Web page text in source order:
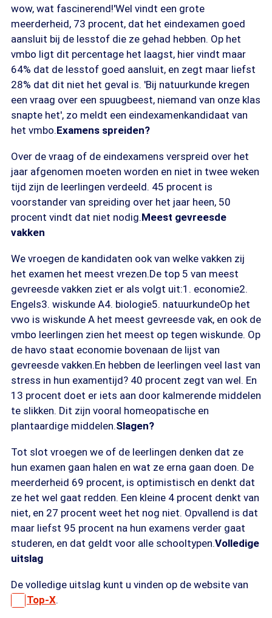
wow, wat fascinerend!'Wel vindt een grote
meerderheid, 73 procent, dat het eindexamen goed
aansluit bij de lesstof die ze gehad hebben. Op het
vmbo ligt dit percentage het laagst, hier vindt maar
64% dat de lesstof goed aansluit, en zegt maar liefst
28% dat dit niet het geval is. 'Bij natuurkunde kregen
een vraag over een spuugbeest, niemand van onze klas
snapte het', zo meldt een eindexamenkandidaat van
het vmbo.Examens spreiden?
Over de vraag of de eindexamens verspreid over het
jaar afgenomen moeten worden en niet in twee weken
tijd zijn de leerlingen verdeeld. 45 procent is
voorstander van spreiding over het jaar heen, 50
procent vindt dat niet nodig.Meest gevreesde
vakken
We vroegen de kandidaten ook van welke vakken zij
het examen het meest vrezen.De top 5 van meest
gevreesde vakken ziet er als volgt uit:1. economie2.
Engels3. wiskunde A4. biologie5. natuurkundeOp het
vwo is wiskunde A het meest gevreesde vak, en ook de
vmbo leerlingen zien het meest op tegen wiskunde. Op
de havo staat economie bovenaan de lijst van
gevreesde vakken.En hebben de leerlingen veel last van
stress in hun examentijd? 40 procent zegt van wel. En
13 procent doet er iets aan door kalmerende middelen
te slikken. Dit zijn vooral homeopatische en
plantaardige middelen.Slagen?
Tot slot vroegen we of de leerlingen denken dat ze
hun examen gaan halen en wat ze erna gaan doen. De
meerderheid 69 procent, is optimistisch en denkt dat
ze het wel gaat redden. Een kleine 4 procent denkt van
niet, en 27 procent weet het nog niet. Opvallend is dat
maar liefst 95 procent na hun examens verder gaat
studeren, en dat geldt voor alle schooltypen.Volledige
uitslag
De volledige uitslag kunt u vinden op de website van
Top-X.